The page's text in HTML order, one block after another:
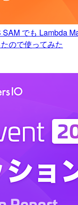
SAM でも Lambda
ので使ってみた